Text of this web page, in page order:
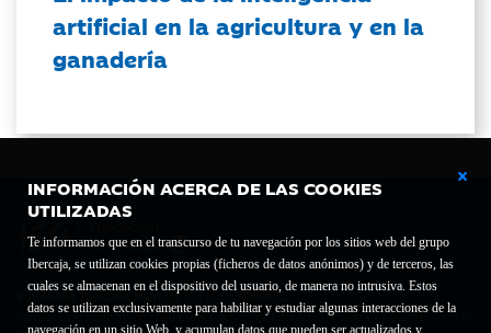
INFORMACIÓN ACERCA DE LAS COOKIES
UTILIZADAS
Te informamos que en el transcurso de tu navegación por los sitios web del grupo
Ibercaja, se utilizan cookies propias (ficheros de datos anónimos) y de terceros, las
cuales se almacenan en el dispositivo del usuario, de manera no intrusiva. Estos
datos se utilizan exclusivamente para habilitar y estudiar algunas interacciones de la
navegación en un sitio Web, y acumulan datos que pueden ser actualizados y
artificial en la agricultura y en la
ganadería
Fundación Bancaria Ibercaja C.I.F. G-50000652.
Inscrita en el Registro de Fundaciones del Mº de Educación, Cultura y Deporte con el nº